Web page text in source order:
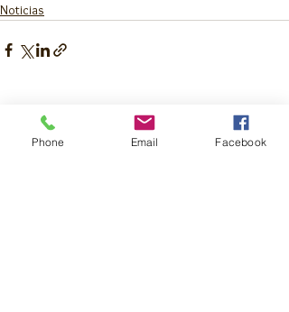
Noticias
Posts recentes Ver tudo
Phone Email Facebook